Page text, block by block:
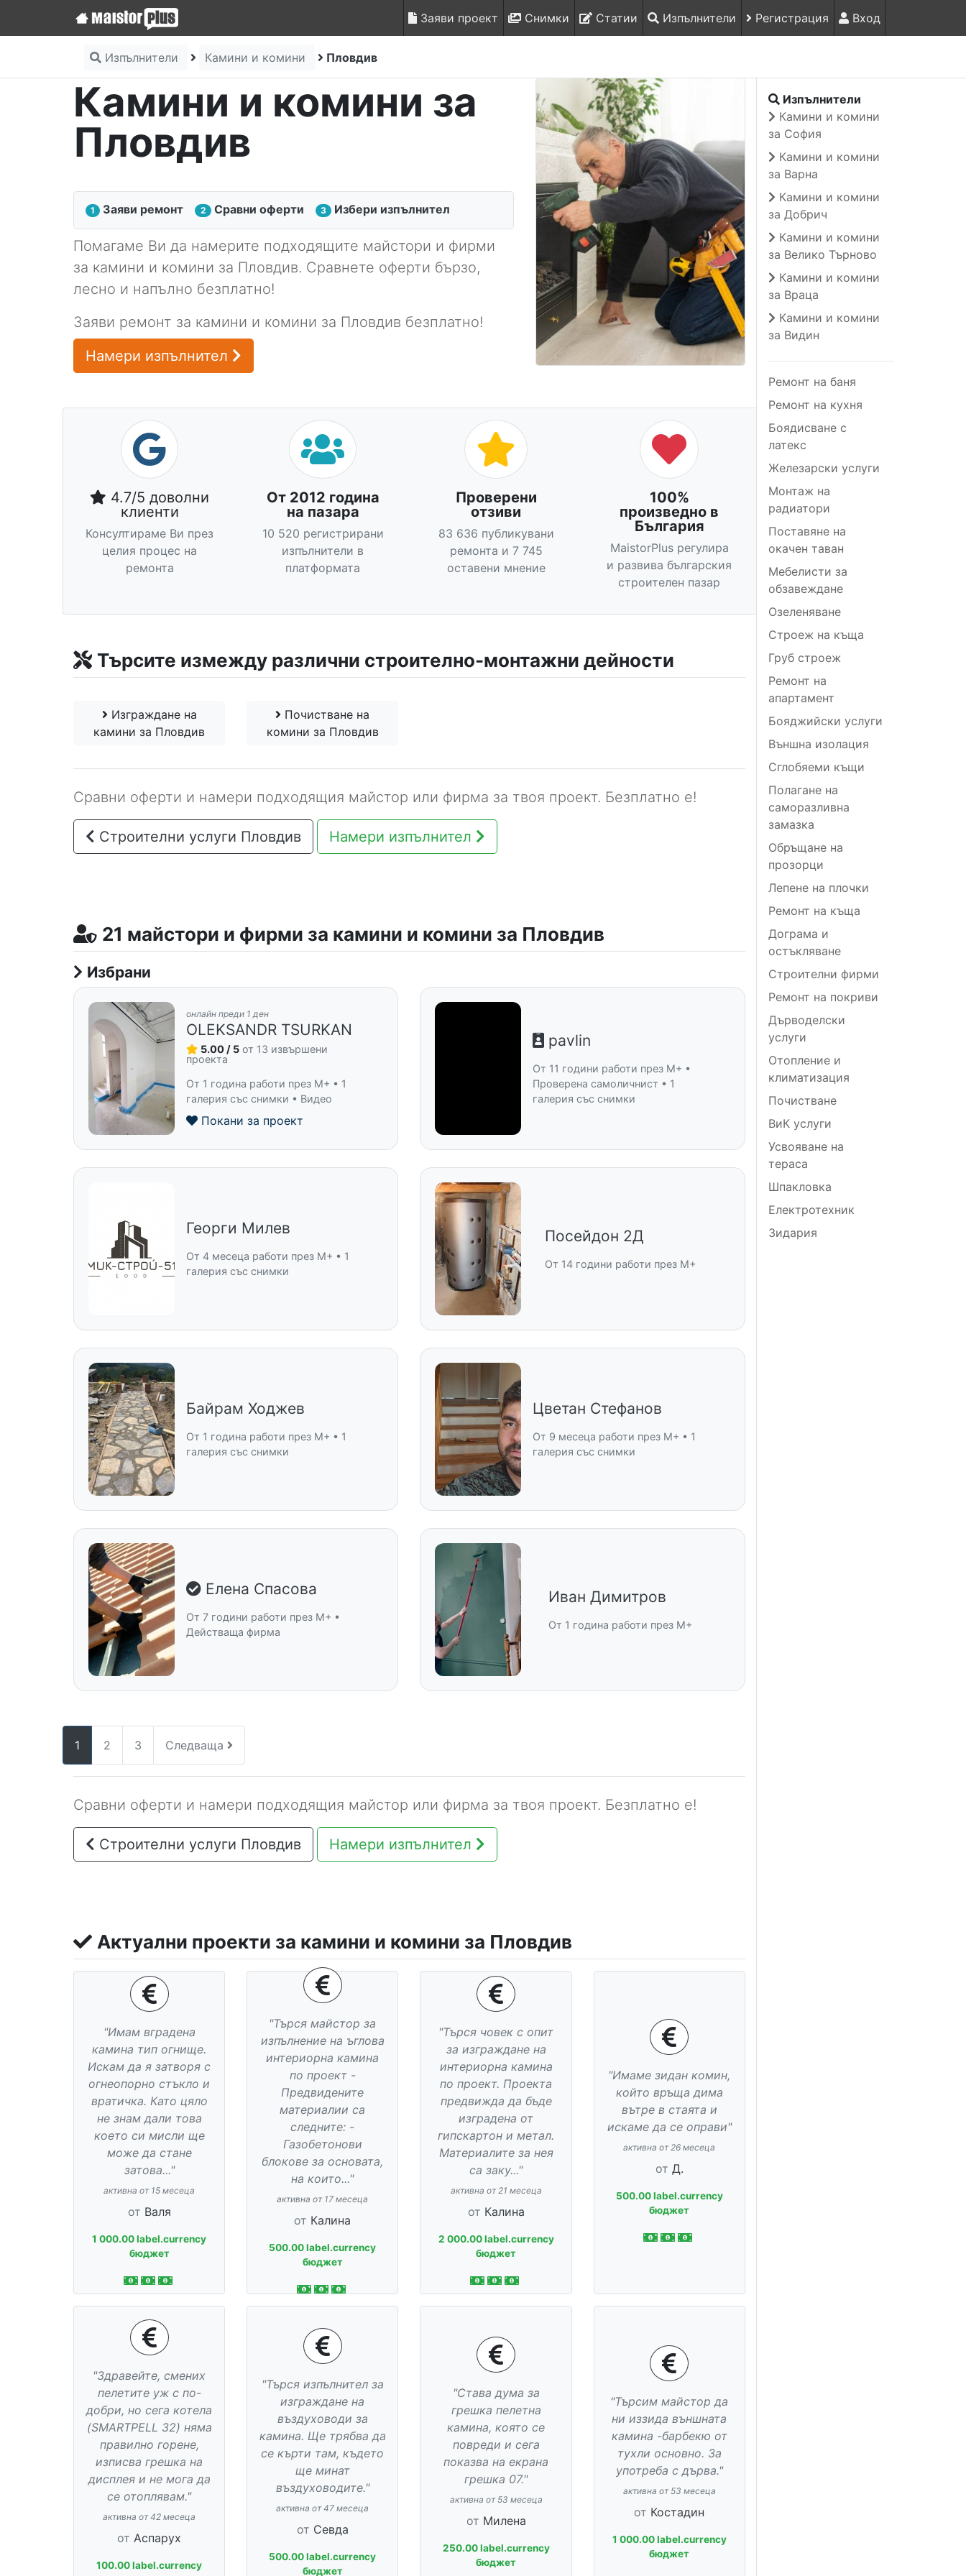
Заяви проект Снимки Статии Изпълнители Регистрация Вход
Изпълнители Камини и комини Пловдив
Камини и комини за
Пловдив
1 Заяви ремонт 2 Сравни оферти 3 Избери изпълнител
Помагаме Ви да намерите подходящите майстори и фирми
за камини и комини за Пловдив. Сравнете оферти бързо,
лесно и напълно безплатно!
Заяви ремонт за камини и комини за Пловдив безплатно!
Намери изпълнител
4.7/5 доволни
клиенти
Консултираме Ви през
целия процес на
ремонта
От 2012 година
на пазара
10 520 регистрирани
изпълнители в
платформата
Проверени
отзиви
83 636 публикувани
ремонта и 7 745
оставени мнение
100%
произведно в
България
MaistorPlus регулира
и развива българския
строителен пазар
Търсите измежду различни строително-монтажни дейности
Изграждане на
камини за Пловдив
Почистване на
комини за Пловдив
Сравни оферти и намери подходящия майстор или фирма за твоя проект. Безплатно е!
Строителни услуги Пловдив Намери изпълнител
21 майстори и фирми за камини и комини за Пловдив
Избрани
онлайн преди 1 ден
OLEKSANDR TSURKAN
5.00 / 5 от 13 извършени
проекта
От 1 година работи през M+ • 1
галерия със снимки • Видео
Покани за проект
pavlin
От 11 години работи през M+ •
Проверена самоличнист • 1
галерия със снимки
Георги Милев
От 4 месеца работи през M+ • 1
галерия със снимки
Посейдон 2Д
От 14 години работи през M+
Байрам Ходжев
От 1 година работи през M+ • 1
галерия със снимки
Цветан Стефанов
От 9 месеца работи през M+ • 1
галерия със снимки
Елена Спасова
От 7 години работи през M+ •
Действаща фирма
Иван Димитров
От 1 година работи през M+
1 2 3 Следваща
Сравни оферти и намери подходящия майстор или фирма за твоя проект. Безплатно е!
Строителни услуги Пловдив Намери изпълнител
Актуални проекти за камини и комини за Пловдив
"Имам вградена
камина тип огнище.
Искам да я затворя с
огнеопорно стъкло и
вратичка. Като цяло
не знам дали това
което си мисли ще
може да стане
затова..."
активна от 15 месеца
от Валя
1 000.00 label.currency
бюджет
"Търся майстор за
изпълнение на ъглова
интериорна камина
по проект -
Предвидените
материалии са
следните: -
Газобетонови
блокове за основата,
на които..."
активна от 17 месеца
от Калина
500.00 label.currency
бюджет
"Търся човек с опит
за изграждане на
интериорна камина
по проект. Проекта
предвижда да бъде
изградена от
гипскартон и метал.
Материалите за нея
са заку..."
активна от 21 месеца
от Калина
2 000.00 label.currency
бюджет
"Имаме зидан комин,
който връща дима
вътре в стаята и
искаме да се оправи"
активна от 26 месеца
от Д.
500.00 label.currency
бюджет
"Здравейте, смених
пелетите уж с по-
добри, но сега котела
(SMARTPELL 32) няма
правилно горене,
изписва грешка на
дисплея и не мога да
се отоплявам."
активна от 42 месеца
отАспарух
100.00 label.currency
"Търся изпълнител за
изграждане на
въздуховоди за
камина. Ще трябва да
се кърти там, където
ще минат
въздуховодите."
активна от 47 месеца
от Севда
500.00 label.currency
бюджет
"Става дума за
грешка пелетна
камина, която се
повреди и сега
показва на екрана
грешка 07."
активна от 53 месеца
от Милена
250.00 label.currency
бюджет
"Търсим майстор да
ни иззида външната
камина -барбекю от
тухли основно. За
употреба с дърва."
активна от 53 месеца
от Костадин
1 000.00 label.currency
бюджет
Изпълнители
Камини и комини
за София
Камини и комини
за Варна
Камини и комини
за Добрич
Камини и комини
за Велико Търново
Камини и комини
за Враца
Камини и комини
за Видин
Ремонт на баня
Ремонт на кухня
Боядисване с
латекс
Железарски услуги
Монтаж на
радиатори
Поставяне на
окачен таван
Мебелисти за
обзавеждане
Озеленяване
Строеж на къща
Груб строеж
Ремонт на
апартамент
Бояджийски услуги
Външна изолация
Сглобяеми къщи
Полагане на
саморазливна
замазка
Обръщане на
прозорци
Лепене на плочки
Ремонт на къща
Дограма и
остъкляване
Строителни фирми
Ремонт на покриви
Дърводелски
услуги
Отопление и
климатизация
Почистване
ВиК услуги
Усвояване на
тераса
Шпакловка
Електротехник
Зидария